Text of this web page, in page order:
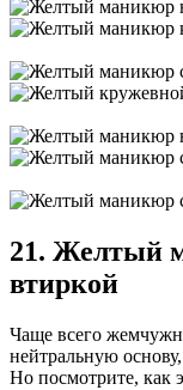
21. Желтый
втиркой
Чаще всего
нейтральную
Но посмотрите, как